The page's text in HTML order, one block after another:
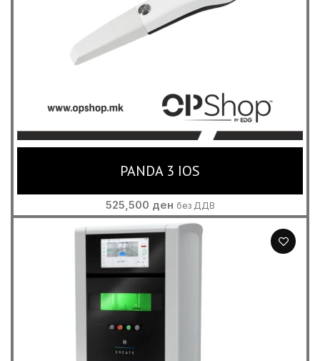
PANDA 3 IOS
525,500 ден без ДДВ